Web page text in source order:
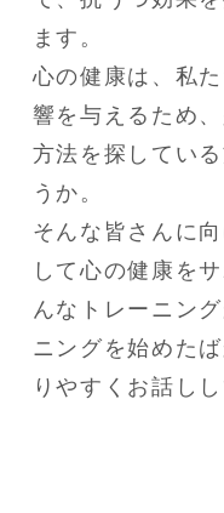
ます。
心の健康は、私
響を与えるため
方法を探してい
うか。
そんな皆さんに
して心の健康を
んなトレーニン
ニングを始めた
りやすくお話し